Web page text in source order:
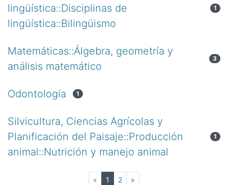
lingüística::Disciplinas de
lingüística::Bilingüismo
1
Matemáticas::Álgebra, geometría y
análisis matemático
3
Odontología 1
Silvicultura, Ciencias Agrícolas y
Planificación del Paisaje::Producción
animal::Nutrición y manejo animal
1
« 1 (current)
2 »